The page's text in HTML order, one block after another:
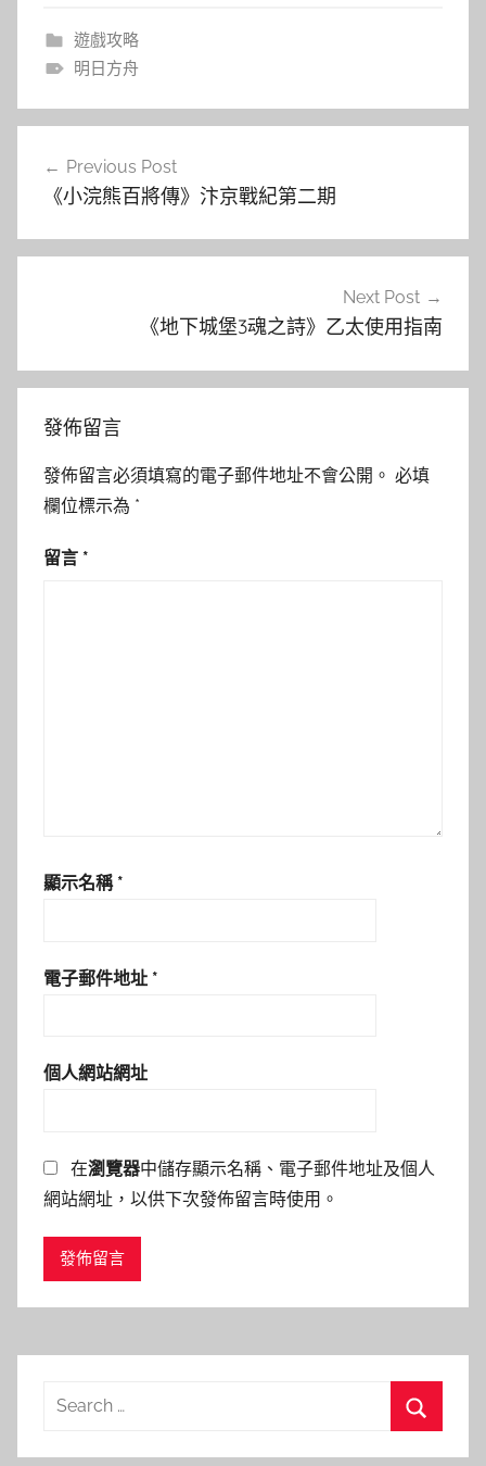
遊戲攻略
明日方舟
覽
Previous Post
《小浣熊百將傳》汴京戰紀第二期
Next Post
《地下城堡3魂之詩》乙太使用指南
發佈留言
發佈留言必須填寫的電子郵件地址不會公開。 必填
欄位標示為 *
留言 *
顯示名稱 *
電子郵件地址 *
個人網站網址
在瀏覽器中儲存顯示名稱、電子郵件地址及個人
網站網址，以供下次發佈留言時使用。
Search